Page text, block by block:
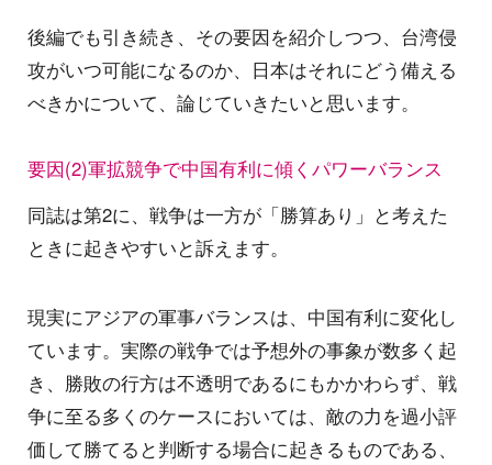
後編でも引き続き、その要因を紹介しつつ、台湾侵
攻がいつ可能になるのか、日本はそれにどう備える
べきかについて、論じていきたいと思います。
要因(2)軍拡競争で中国有利に傾くパワーバランス
同誌は第2に、戦争は一方が「勝算あり」と考えた
ときに起きやすいと訴えます。
現実にアジアの軍事バランスは、中国有利に変化し
ています。実際の戦争では予想外の事象が数多く起
き、勝敗の行方は不透明であるにもかかわらず、戦
争に至る多くのケースにおいては、敵の力を過小評
価して勝てると判断する場合に起きるものである、